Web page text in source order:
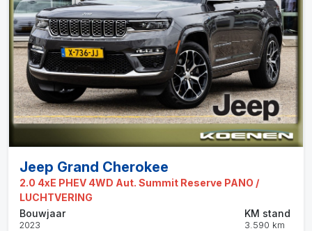
Jeep Grand Cherokee
2.0 4xE PHEV 4WD Aut. Summit Reserve PANO /
LUCHTVERING
Bouwjaar
2023
KM stand
3.590 km